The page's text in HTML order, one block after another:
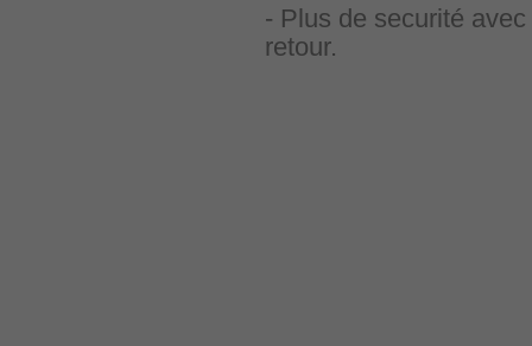
- Plus de securité
retour.